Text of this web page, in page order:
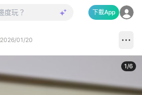
下載App
2026/01/20
1/6